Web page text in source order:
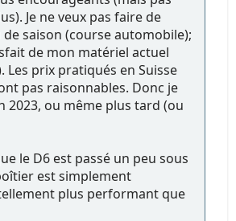
Je ne veux pas faire de
saison (course automobile);
de mon matériel actuel
Les prix pratiqués en Suisse
pas raisonnables. Donc je
2023, ou même plus tard (ou
le D6 est passé un peu sous
est simplement
plus performant que